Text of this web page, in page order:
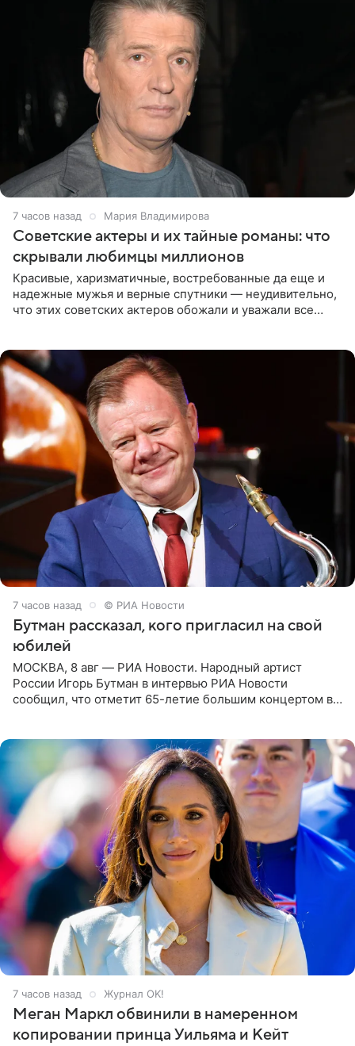
7 часов назад Мария Владимирова
Советские актеры и их тайные романы: что
скрывали любимцы миллионов
Красивые, харизматичные, востребованные да еще и
надежные мужья и верные спутники — неудивительно,
что этих советских актеров обожали и уважали все
7 часов назад © РИА Новости
Бутман рассказал, кого пригласил на свой
юбилей
МОСКВА, 8 авг — РИА Новости. Народный артист
России Игорь Бутман в интервью РИА Новости
сообщил, что отметит 65-летие большим концертом в
7 часов назад Журнал OK!
Меган Маркл обвинили в намеренном
копировании принца Уильяма и Кейт